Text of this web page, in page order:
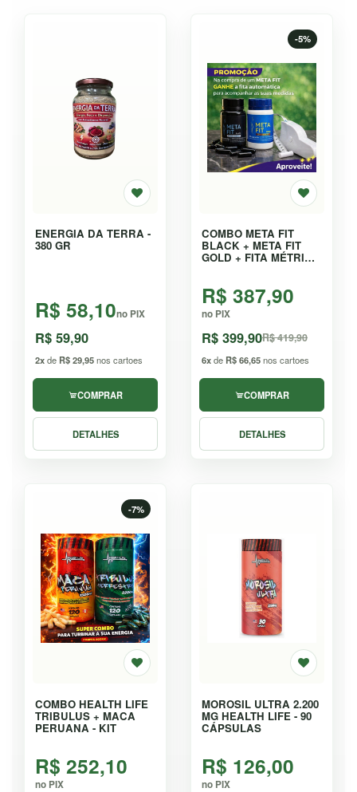
ENERGIA DA TERRA -
380 GR
R$ 58,10no PIX
R$ 59,90
2xde R$ 29,95nos cartoes
COMPRAR
DETALHES
-5%
COMBO META FIT
BLACK + META FIT
GOLD + FITA MÉTRICA
R$ 387,90
no PIX
R$ 399,90R$ 419,90
6xde R$ 66,65nos cartoes
COMPRAR
DETALHES
-7%
COMBO HEALTH LIFE
TRIBULUS + MACA
PERUANA - KIT
R$ 252,10
no PIX
MOROSIL ULTRA 2.200
MG HEALTH LIFE - 90
CÁPSULAS
R$ 126,00
no PIX